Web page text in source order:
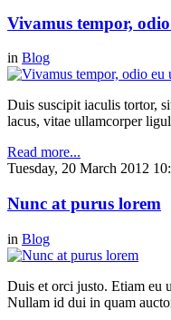
Vivamus tempor,
in Blog
Duis suscipit iaculis tortor,
lacus, vitae ullamcorper
Read more...
Tuesday, 20 March 2012
Nunc at purus lorem
in Blog
Duis et orci justo. Etiam eu
Nullam id dui in quam